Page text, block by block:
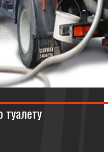
туалету